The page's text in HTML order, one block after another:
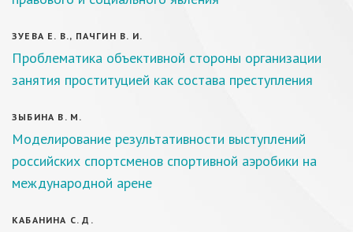
ЗУЕВА Е. В., ПАЧГИН В. И.
Проблематика объективной стороны организации
занятия проституцией как состава преступления
ЗЫБИНА В. М.
Моделирование результативности выступлений
российских спортсменов спортивной аэробики на
международной арене
КАБАНИНА С. Д.